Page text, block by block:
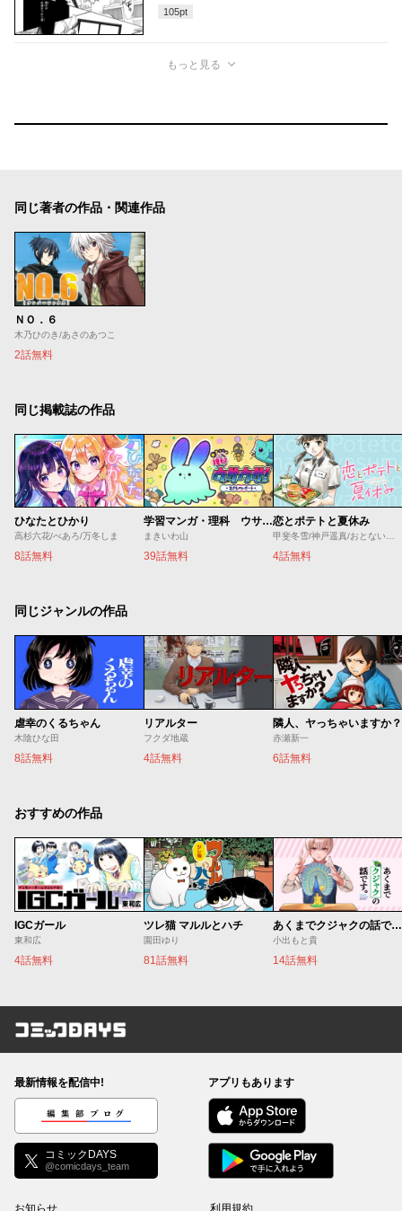
105pt
もっと見る
同じ著者の作品・関連作品
ＮＯ．６
木乃ひのき/あさのあつこ
2話無料
同じ掲載誌の作品
ひなたとひかり
高杉六花/べあろ/万冬しま
8話無料
学習マンガ・理科 ウサウサ！
まきいわ山
39話無料
恋とポテトと夏休み
甲斐冬雪/神戸遥真/おとないちあき
4話無料
同じジャンルの作品
虐幸のくるちゃん
木陰ひな田
8話無料
リアルター
フクダ地蔵
4話無料
隣人、ヤっちゃいますか？
赤瀬新一
6話無料
おすすめの作品
IGCガール
東和広
4話無料
ツレ猫 マルルとハチ
園田ゆり
81話無料
あくまでクジャクの話です。
小出もと貴
14話無料
コミックDAYS
最新情報を配信中!
編集部ブログ
コミックDAYS
@comicdays_team
アプリもあります